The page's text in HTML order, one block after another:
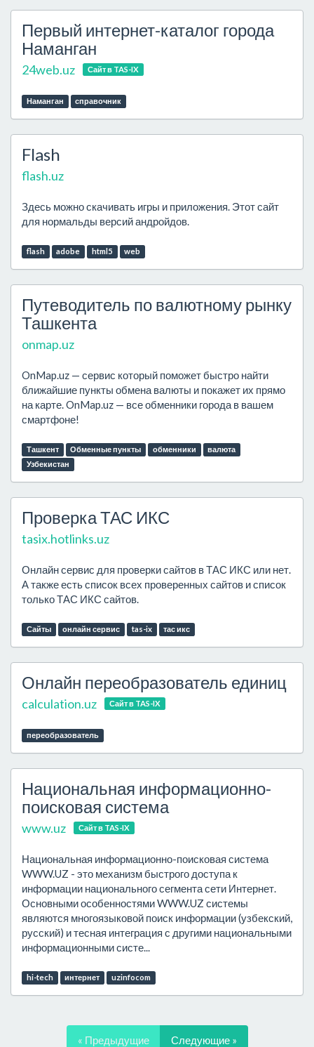
Первый интернет-каталог города
Наманган
24web.uz Сайт в TAS-IX
Наманган справочник
Flash
flash.uz
Здесь можно скачивать игры и приложения. Этот сайт
для нормальды версий андройдов.
flash adobe html5 web
Путеводитель по валютному рынку
Ташкента
onmap.uz
OnMap.uz — сервис который поможет быстро найти
ближайшие пункты обмена валюты и покажет их прямо
на карте. OnMap.uz — все обменники города в вашем
смартфоне!
Ташкент Обменные пункты обменники
валюта
Узбекистан
Проверка ТАС ИКС
tasix.hotlinks.uz
Онлайн сервис для проверки сайтов в ТАС ИКС или нет.
А также есть список всех проверенных сайтов и список
только ТАС ИКС сайтов.
Сайты онлайн сервис tas-ix тас икс
Онлайн переобразователь единиц
calculation.uz Сайт в TAS-IX
переобразователь
Национальная информационно-
поисковая система
www.uz Сайт в TAS-IX
Национальная информационно-поисковая система
WWW.UZ - это механизм быстрого доступа к
информации национального сегмента сети Интернет.
Основными особенностями WWW.UZ системы
являются многоязыковой поиск информации (узбекский,
русский) и тесная интеграция с другими национальными
информационными систе...
hi-tech интернет uzinfocom
« Предыдущие Следующие »